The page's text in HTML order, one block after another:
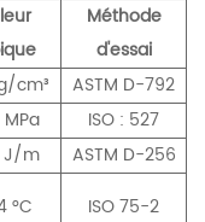
Méthode
d'essai
cm³
ASTM D-792
ISO : 527
J/m
ASTM D-256
°C
ISO 75-2